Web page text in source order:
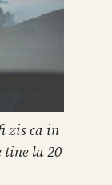
zis ca in
tine la 20